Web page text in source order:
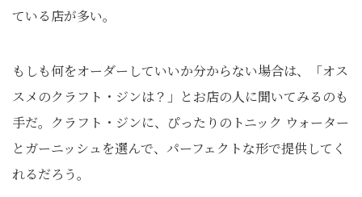
ている店が多い。
もしも何をオーダーしていいか分からない場合は、「オス
スメのクラフト・ジンは？」とお店の人に聞いてみるのも
手だ。クラフト・ジンに、ぴったりのトニック ウォーター
とガーニッシュを選んで、パーフェクトな形で提供してく
れるだろう。